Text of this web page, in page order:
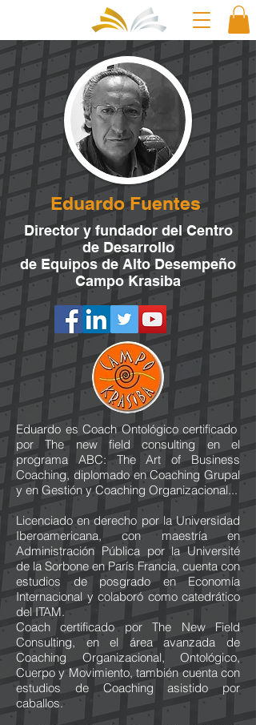
Eduardo Fuentes
Director y fundador del Centro
de Desarrollo
de Equipos de Alto Desempeño
Campo Krasiba
Eduardo es Coach Ontológico certificado
por The new field consulting en el
programa ABC: The Art of Business
Coaching, diplomado en Coaching Grupal
y en Gestión y Coaching Organizacional...
Licenciado en derecho por la Universidad
Iberoamericana, con maestría en
Administración Pública por la Université
de la Sorbone en París Francia, cuenta con
estudios de posgrado en Economía
Internacional y colaboró como catedrático
del ITAM.
Coach certificado por The New Field
Consulting, en el área avanzada de
Coaching Organizacional, Ontológico,
Cuerpo y Movimiento, también cuenta con
estudios de Coaching asistido por
caballos.